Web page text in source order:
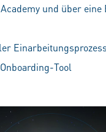
und über
Tool